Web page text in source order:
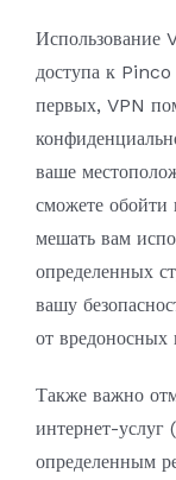
Использование
доступа к
первых, VPN
ваше
сможете обойти
мешать вам
определенных
вашу
от вредоносных
Также важно
интернет-услуг
определенным